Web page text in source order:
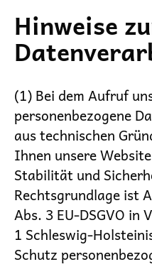
Hinweise
(1) Bei dem Aufruf
personenbezogene
aus technischen
Ihnen unsere
Stabilität und
Rechtsgrundlage ist
Abs. 3 EU-DSGVO in
1 Schleswig-
Schutz